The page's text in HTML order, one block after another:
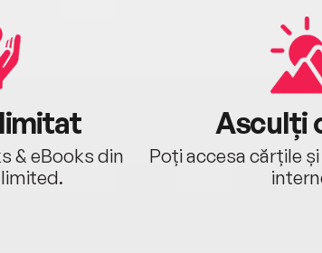
& eBooks din
Asculți
Poți accesa cărțile și